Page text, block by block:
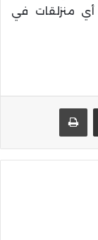
أي منزلقات في
مشاركة عبر البريد